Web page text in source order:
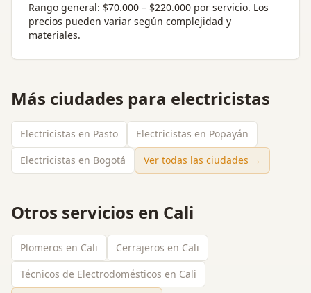
Rango general: $70.000 – $220.000 por servicio. Los
precios pueden variar según complejidad y
materiales.
Más ciudades para electricistas
Electricistas en Pasto
Electricistas en Popayán
Electricistas en Bogotá
Ver todas las ciudades →
Otros servicios en Cali
Plomeros en Cali
Cerrajeros en Cali
Técnicos de Electrodomésticos en Cali